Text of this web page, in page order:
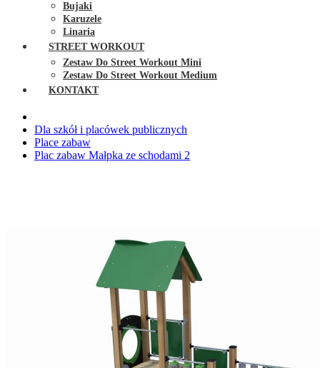
Bujaki
Karuzele
Linaria
STREET WORKOUT
Zestaw Do Street Workout Mini
Zestaw Do Street Workout Medium
KONTAKT
Dla szkół i placówek publicznych
Place zabaw
Plac zabaw Małpka ze schodami 2